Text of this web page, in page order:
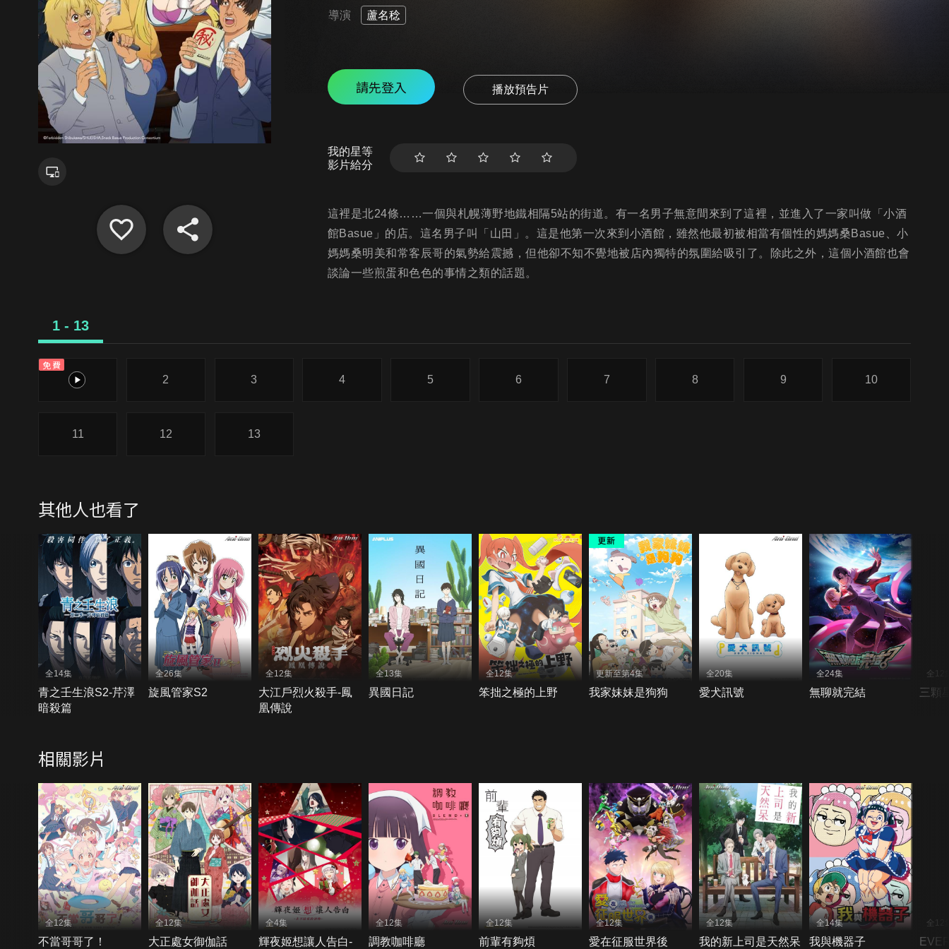
導演 蘆名稔
請先登入 播放預告片
我的星等
影片給分
這裡是北24條……一個與札幌薄野地鐵相隔5站的街道。有一名男子無意間來到了這裡，並進入了一家叫做「小酒
館Basue」的店。這名男子叫「山田」。這是他第一次來到小酒館，雖然他最初被相當有個性的媽媽桑Basue、小
媽媽桑明美和常客辰哥的氣勢給震撼，但他卻不知不覺地被店內獨特的氛圍給吸引了。除此之外，這個小酒館也會
談論一些煎蛋和色色的事情之類的話題。
1 - 13
免費
1
2 3 4 5 6 7 8 9 10
11 12 13
其他人也看了
全14集
青之壬生浪S2-芹澤
暗殺篇
全26集
旋風管家S2
全12集
大江戶烈火殺手-鳳
凰傳說
全13集
異國日記
全12集
笨拙之極的上野
更新至第4集
我家妹妹是狗狗
全20集
愛犬訊號
全24集
無聊就完結
全12
三顆
相關影片
全12集
不當哥哥了！
全12集
大正處女御伽話
全4集
輝夜姬想讓人告白-
全12集
調教咖啡廳
全12集
前輩有夠煩
全12集
愛在征服世界後
全12集
我的新上司是天然呆
全14集
我與機器子
全12